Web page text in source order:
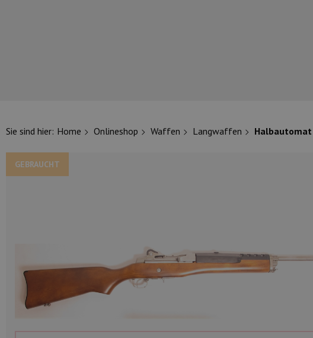
Sie sind hier: Home Onlineshop Waffen Langwaffen Halbautomat
GEBRAUCHT
Munition
Waffen
Lampen und Zubehör